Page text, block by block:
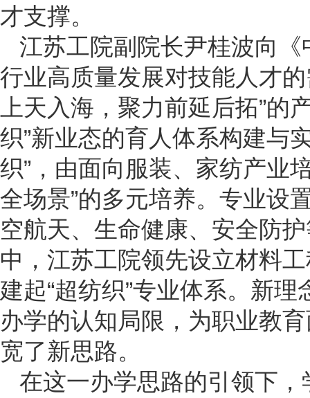
才支撑。
江苏工院副院长尹桂波向
行业高质量发展对技能人才
上天入海，聚力前延后拓”的
织”新业态的育人体系构建与
织”，由面向服装、家纺产业
全场景”的多元培养。专业设
空航天、生命健康、安全防
中，江苏工院领先设立材料
建起“超纺织”专业体系。新
办学的认知局限，为职业教
宽了新思路。
在这一办学思路的引领下